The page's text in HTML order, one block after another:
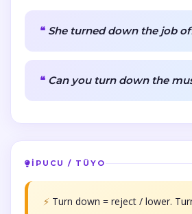
She turned down the job
Can you turn down the
İPUCU / TÜYO
⚡ Turn down = reject / lower.